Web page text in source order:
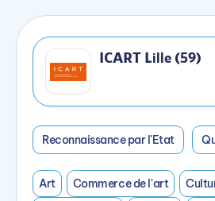
ICART Lille (59)
Reconnaissance par l'Etat
Art Commerce de l'art